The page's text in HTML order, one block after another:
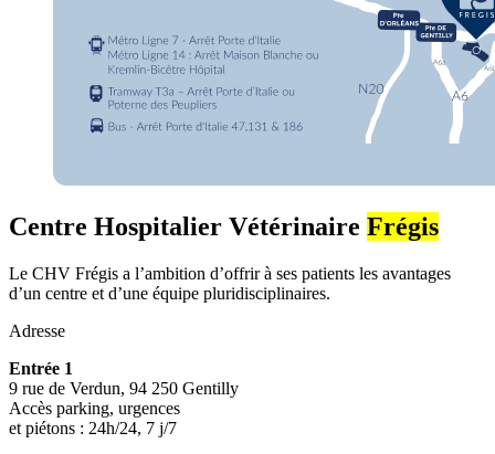
Centre Hospitalier Vétérinaire Frégis
Le CHV Frégis a l’ambition d’offrir à ses patients les avantages
d’un centre et d’une équipe pluridisciplinaires.
Adresse
Entrée 1
9 rue de Verdun, 94 250 Gentilly
Accès parking, urgences
et piétons : 24h/24, 7 j/7